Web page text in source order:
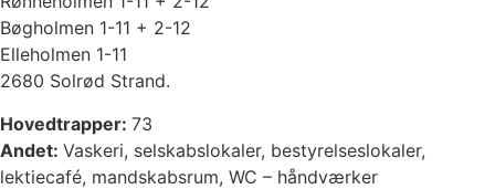
Bøgholmen 1-11 + 2-12
Elleholmen 1-11
2680 Solrød Strand.
Hovedtrapper: 73
Andet: Vaskeri, selskabslokaler, bestyrelseslokaler,
lektiecafé, mandskabsrum, WC – håndværker